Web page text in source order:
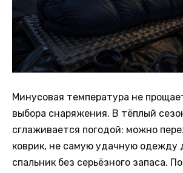
Минусовая температура не
выбора снаряжения. В тёплый
сглаживается погодой: можно
коврик, не самую удачную одежду
спальник без серьёзного запаса.